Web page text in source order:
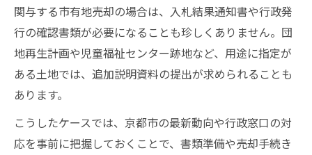
関与する市有地売却の場合は、入札結果通知書や行政発
行の確認書類が必要になることも珍しくありません。団
地再生計画や児童福祉センター跡地など、用途に指定が
ある土地では、追加説明資料の提出が求められることも
あります。
こうしたケースでは、京都市の最新動向や行政窓口の対
応を事前に把握しておくことで、書類準備や売却手続き